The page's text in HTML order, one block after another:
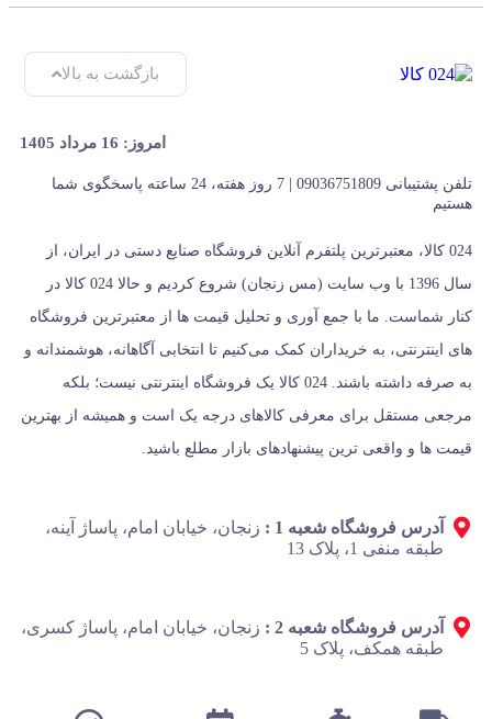
بازگشت به بالا
امروز: 16 مرداد 1405
تلفن پشتیبانی 09036751809 | 7 روز هفته، 24 ساعته پاسخگوی شما
هستیم
024 کالا، معتبرترین پلتفرم آنلاین فروشگاه صنایع دستی در ایران، از
سال 1396 با وب سایت (مس زنجان) شروع کردیم و حالا 024 کالا در
کنار شماست. ما با جمع‌ آوری و تحلیل قیمت‌ ها از معتبرترین فروشگاه‌
های اینترنتی، به خریداران کمک می‌کنیم تا انتخابی آگاهانه، هوشمندانه و
به‌ صرفه داشته باشند. 024 کالا یک فروشگاه اینترنتی نیست؛ بلکه
مرجعی مستقل برای معرفی کالاهای درجه یک است و همیشه از بهترین
قیمت‌ ها و واقعی‌ ترین پیشنهادهای بازار مطلع باشید.
آدرس فروشگاه شعبه 1 :
زنجان، خیابان امام، پاساژ آینه،
طبقه منفی 1، پلاک 13
آدرس فروشگاه شعبه 2 :
زنجان، خیابان امام، پاساژ کسری،
طبقه همکف، پلاک 5